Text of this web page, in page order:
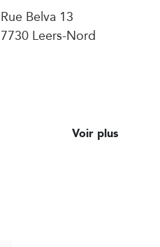
Rue Belva 13
7730 Leers-Nord
Voir plus